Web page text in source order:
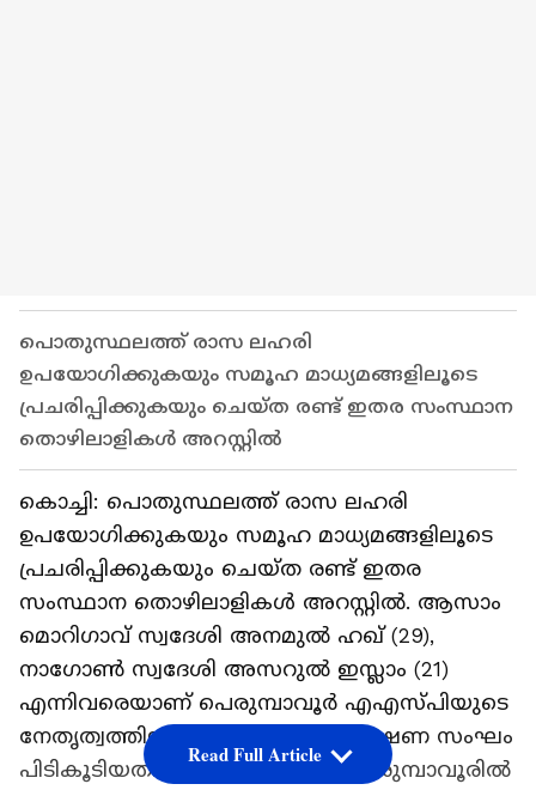
പൊതുസ്ഥലത്ത് രാസ ലഹരി
ഉപയോഗിക്കുകയും സമൂഹ മാധ്യമങ്ങളിലൂടെ
പ്രചരിപ്പിക്കുകയും ചെയ്ത രണ്ട് ഇതര സംസ്ഥാന
തൊഴിലാളികൾ അറസ്റ്റിൽ
കൊച്ചി: പൊതുസ്ഥലത്ത് രാസ ലഹരി
ഉപയോഗിക്കുകയും സമൂഹ മാധ്യമങ്ങളിലൂടെ
പ്രചരിപ്പിക്കുകയും ചെയ്ത രണ്ട് ഇതര
സംസ്ഥാന തൊഴിലാളികൾ അറസ്റ്റിൽ. ആസാം
മൊറിഗാവ് സ്വദേശി അനമുൽ ഹഖ് (29),
നാഗോൺ സ്വദേശി അസറുൽ ഇസ്ലാം (21)
എന്നിവരെയാണ് പെരുമ്പാവൂർ എഎസ്പിയുടെ
നേതൃത്വത്തിലുള്ള പ്രത്യേക അന്വേഷണ സംഘം
പിടികൂടിയത്. കഴിഞ്ഞ ദിവസം പെരുമ്പാവൂരിൽ
Read Full Article